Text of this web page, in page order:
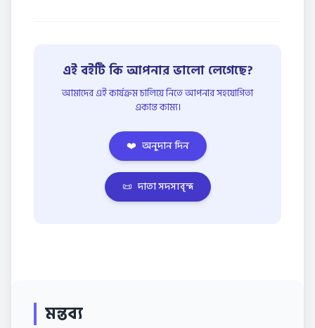
এই বইটি কি আপনার ভালো লেগেছে?
আমাদের এই কার্যক্রম চালিয়ে নিতে আপনার সহযোগিতা
একান্ত কাম্য।
❤️ অনুদান দিন
📜 দাতা সদস্যবৃন্দ
মন্তব্য